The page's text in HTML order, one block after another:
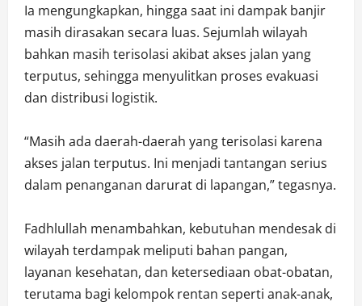
‎Ia mengungkapkan, hingga saat ini dampak banjir
masih dirasakan secara luas. Sejumlah wilayah
bahkan masih terisolasi akibat akses jalan yang
terputus, sehingga menyulitkan proses evakuasi
dan distribusi logistik.
‎“Masih ada daerah-daerah yang terisolasi karena
akses jalan terputus. Ini menjadi tantangan serius
dalam penanganan darurat di lapangan,” tegasnya.
‎Fadhlullah menambahkan, kebutuhan mendesak di
wilayah terdampak meliputi bahan pangan,
layanan kesehatan, dan ketersediaan obat-obatan,
terutama bagi kelompok rentan seperti anak-anak,